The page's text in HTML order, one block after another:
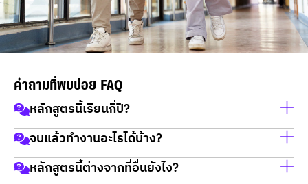
คำถามที่พบบ่อย FAQ
หลักสูตรนี้เรียนกี่ปี?
หลักสูตรพยาบาลศาสตร์ใช้ระยะเวลาเรียน 4 ปี โดยแบ่งเป็น
ภาคทฤษฎีและการฝึกปฏิบัติในสถานพยาบาลที่ได้มาตรฐาน
จบแล้วทำงานอะไรได้บ้าง?
สามารถทำงานเป็นพยาบาลวิชาชีพในโรงพยาบาลของรัฐ/
หลักสูตรนี้ต่างจากที่อื่นยังไง?